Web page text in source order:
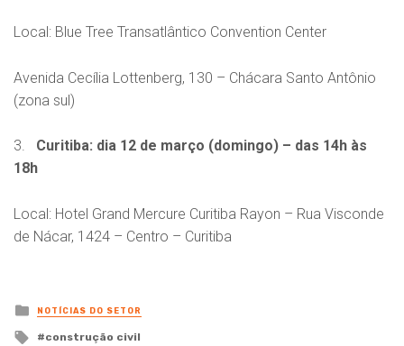
Local: Blue Tree Transatlântico Convention Center
Avenida Cecília Lottenberg, 130 – Chácara Santo Antônio
(zona sul)
3. Curitiba: dia 12 de março (domingo) – das 14h às
18h
Local: Hotel Grand Mercure Curitiba Rayon – Rua Visconde
de Nácar, 1424 – Centro – Curitiba
Posted
in
NOTÍCIAS DO SETOR
Tagged
construção civil